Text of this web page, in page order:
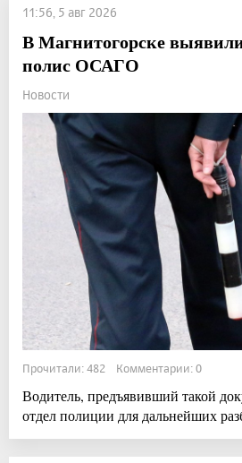
11:56, 5 авг 2026
В Магнитогорске
полис ОСАГО
Новости
Прочитали: 482 Комментарии: 0
Водитель, предъявивший такой
отдел полиции для дальнейших